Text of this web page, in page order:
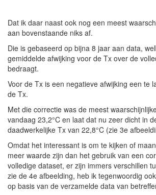
Dat ik daar naast ook nog een meest
aan bovenstaande niks af.
Die is gebaseerd op bijna 8 jaar aan data,
gemiddelde afwijking voor de Tx over de
bedraagt.
Voor de Tx is een negatieve afwijking een te
de Tx.
Met die correctie was de meest
vandaag 23,2°C en laat dat nu zeer dicht in
daadwerkelijke Tx van 22,8°C (zie 3e
Omdat het interessant is om te kijken of
meer waarde zijn dan het gebruik van een
volledige dataset, er zijn immers verschillen
zie de 4e afbeelding, heb ik tegenwoordig
op basis van de verzamelde data van